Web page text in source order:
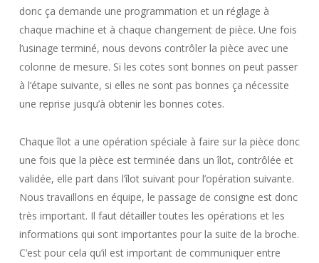
donc ça demande une programmation et un réglage à
chaque machine et à chaque changement de pièce. Une fois
l’usinage terminé, nous devons contrôler la pièce avec une
colonne de mesure. Si les cotes sont bonnes on peut passer
à l’étape suivante, si elles ne sont pas bonnes ça nécessite
une reprise jusqu’à obtenir les bonnes cotes.
Chaque îlot a une opération spéciale à faire sur la pièce donc
une fois que la pièce est terminée dans un îlot, contrôlée et
validée, elle part dans l’îlot suivant pour l’opération suivante.
Nous travaillons en équipe, le passage de consigne est donc
très important. Il faut détailler toutes les opérations et les
informations qui sont importantes pour la suite de la broche.
C’est pour cela qu’il est important de communiquer entre